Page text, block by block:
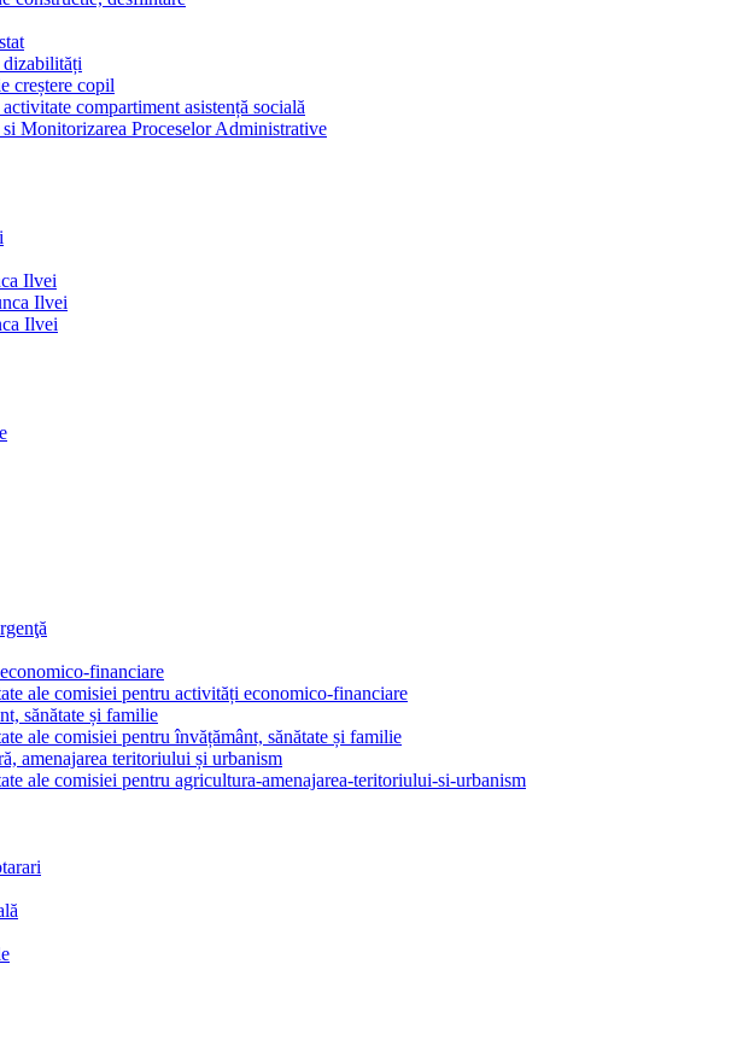
dizabilități
creștere copil
compartiment asistență socială
Monitorizarea Proceselor Administrative
Ilvei
Ilvei
Ilvei
financiare
ale comisiei pentru activități economico-financiare
sănătate și familie
ale comisiei pentru învățământ, sănătate și familie
amenajarea teritoriului și urbanism
ale comisiei pentru agricultura-amenajarea-teritoriului-si-urbanism